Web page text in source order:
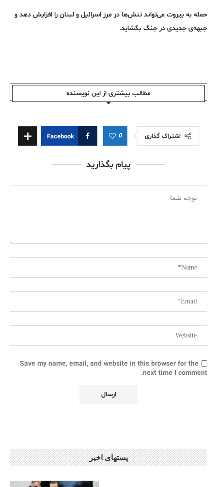
حمله به بیروت می‌تواند تنش‌ها در مرز اسرائیل و لبنان را افزایش دهد و
جبهه‌ی جدیدی در جنگ بگشاید.
مطالب بیشتری از این نویسندە
اشتراک گذاری 0
Facebook
پیام بگذارید
Save my name, email, and website in this browser for the
next time I comment.
پستهای اخیر